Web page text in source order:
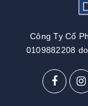
Công Ty Cổ
0109882208